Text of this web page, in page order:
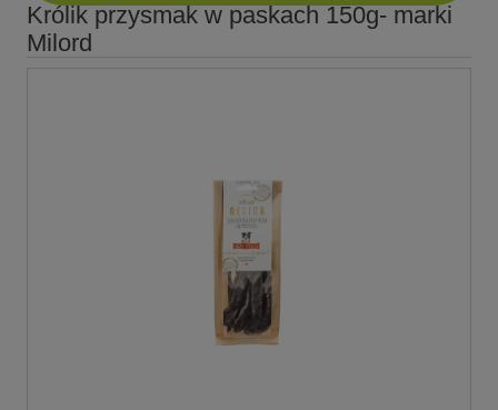
Królik przysmak w paskach 150g- marki
Milord